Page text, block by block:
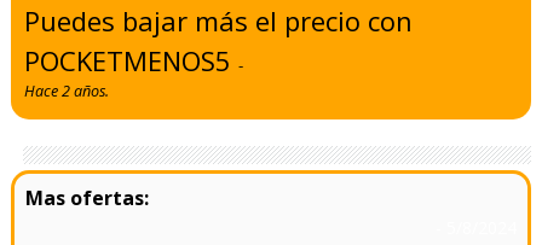
Puedes bajar más el precio con
POCKETMENOS5-
Hace 2 años.